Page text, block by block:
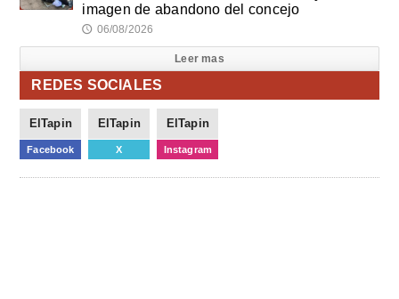
imagen de abandono del concejo
🕔 06/08/2026
Leer mas
REDES SOCIALES
ElTapin
Facebook
ElTapin
X
ElTapin
Instagram